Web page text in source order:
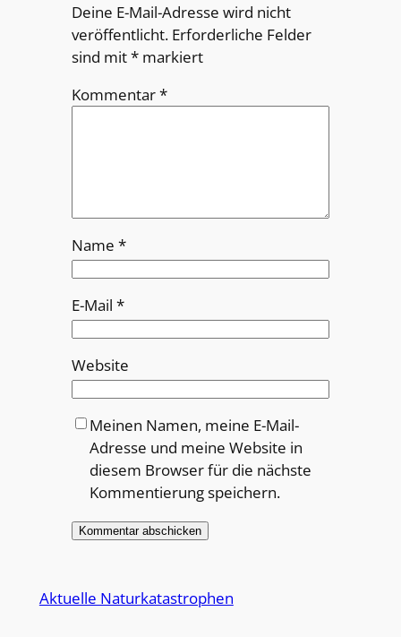
Deine E-Mail-Adresse wird nicht
veröffentlicht. Erforderliche Felder
sind mit*markiert
Kommentar*
Name *
E-Mail *
Website
Meinen Namen, meine E-Mail-
Adresse und meine Website in
diesem Browser für die nächste
Kommentierung speichern.
Aktuelle Naturkatastrophen